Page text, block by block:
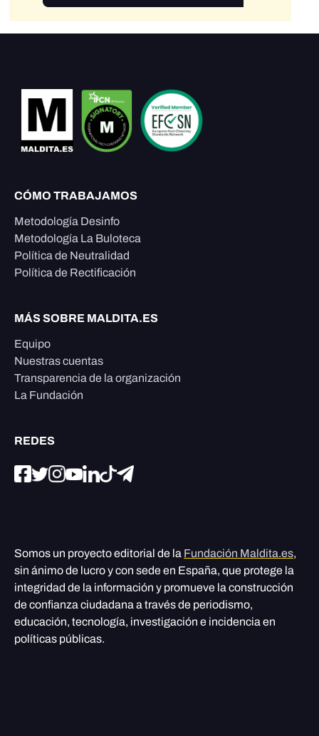
CÓMO TRABAJAMOS
Metodología Desinfo
Metodología La Buloteca
Política de Neutralidad
Política de Rectificación
MÁS SOBRE MALDITA.ES
Equipo
Nuestras cuentas
Transparencia de la organización
La Fundación
REDES
Somos un proyecto editorial de la Fundación Maldita.es,
sin ánimo de lucro y con sede en España, que protege la
integridad de la información y promueve la construcción
de confianza ciudadana a través de periodismo,
educación, tecnología, investigación e incidencia en
políticas públicas.